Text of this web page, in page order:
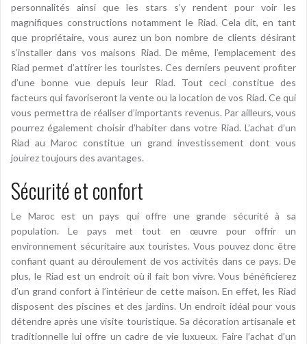
personnalités ainsi que les stars s’y rendent pour voir les
magnifiques constructions notamment le Riad. Cela dit, en tant
que propriétaire, vous aurez un bon nombre de clients désirant
s’installer dans vos maisons Riad. De même, l’emplacement des
Riad permet d’attirer les touristes. Ces derniers peuvent profiter
d’une bonne vue depuis leur Riad. Tout ceci constitue des
facteurs qui favoriseront la vente ou la location de vos Riad. Ce qui
vous permettra de réaliser d’importants revenus. Par ailleurs, vous
pourrez également choisir d’habiter dans votre Riad. L’achat d’un
Riad au Maroc constitue un grand investissement dont vous
jouirez toujours des avantages.
Sécurité et confort
Le Maroc est un pays qui offre une grande sécurité à sa
population. Le pays met tout en œuvre pour offrir un
environnement sécuritaire aux touristes. Vous pouvez donc être
confiant quant au déroulement de vos activités dans ce pays. De
plus, le Riad est un endroit où il fait bon vivre. Vous bénéficierez
d’un grand confort à l’intérieur de cette maison. En effet, les Riad
disposent des piscines et des jardins. Un endroit idéal pour vous
détendre après une visite touristique. Sa décoration artisanale et
traditionnelle lui offre un cadre de vie luxueux. Faire l’achat d’un